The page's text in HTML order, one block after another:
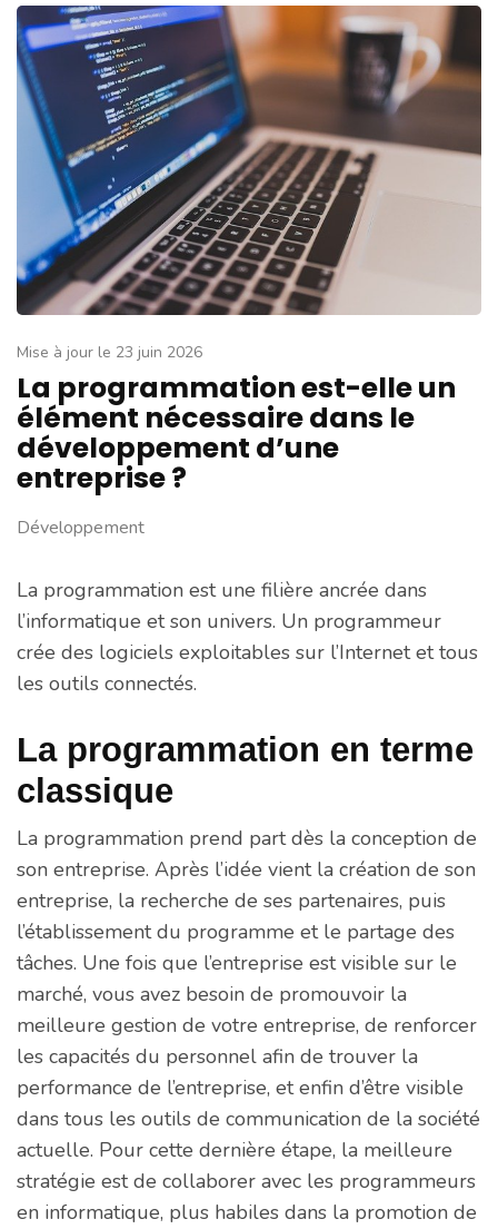
Mise à jour le 23 juin 2026
La programmation est-elle un
élément nécessaire dans le
développement d’une
entreprise ?
Développement
La programmation est une filière ancrée dans
l’informatique et son univers. Un programmeur
crée des logiciels exploitables sur l’Internet et tous
les outils connectés.
La programmation en terme
classique
La programmation prend part dès la conception de
son entreprise. Après l’idée vient la création de son
entreprise, la recherche de ses partenaires, puis
l’établissement du programme et le partage des
tâches. Une fois que l’entreprise est visible sur le
marché, vous avez besoin de promouvoir la
meilleure gestion de votre entreprise, de renforcer
les capacités du personnel afin de trouver la
performance de l’entreprise, et enfin d’être visible
dans tous les outils de communication de la société
actuelle. Pour cette dernière étape, la meilleure
stratégie est de collaborer avec les programmeurs
en informatique, plus habiles dans la promotion de